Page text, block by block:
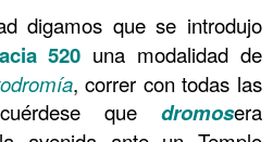
digamos que se introdujo
520 una modalidad de
, correr con todas las
que dromosera